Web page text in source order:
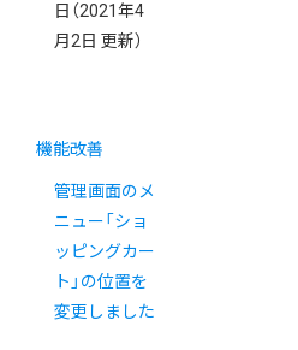
日 （2021年4
月2日 更新）
機能改善
管理画面のメ
ニュー「ショ
ッピングカー
ト」の位置を
変更しました